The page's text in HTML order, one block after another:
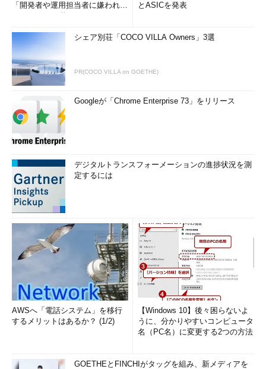
「開発者や運用担当者に嫌われな
とASICを発表
シェア別荘「COCO VILLA Owners」3選
PR(COCO VILLA on GOETHE)
Googleが「Chrome Enterprise 73」をリリース
デジタルトランスフォーメーションの進捗状況を測
定するには
AWSへ「電話システム」を移行
するメリットはあるか？ (1/2)
【Windows 10】後々困らないよ
うに、分かりやすいコンピュータ
名（PC名）に変更する2つの方法
GOETHEとFINCHIがタッグを組み、新メディアを